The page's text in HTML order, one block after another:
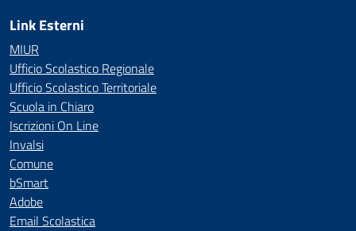
Link Esterni
MIUR
Ufficio Scolastico Regionale
Ufficio Scolastico Territoriale
Scuola in Chiaro
Iscrizioni On Line
Invalsi
Comune
bSmart
Adobe
Email Scolastica